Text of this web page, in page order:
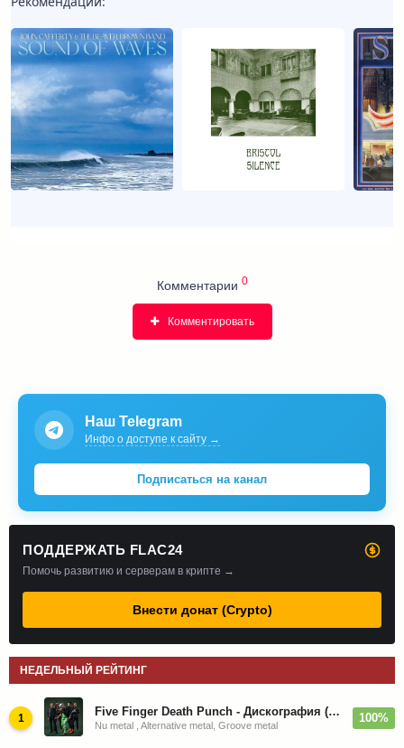
Комментарии 0
Комментировать
Наш Telegram
Инфо о доступе к сайту →
Подписаться на канал
ПОДДЕРЖАТЬ FLAC24
Помочь развитию и серверам в крипте →
Внести донат (Crypto)
НЕДЕЛЬНЫЙ РЕЙТИНГ
1 Five Finger Death Punch - Дискография (2008-2026)
Nu metal , Alternative metal, Groove metal
100%